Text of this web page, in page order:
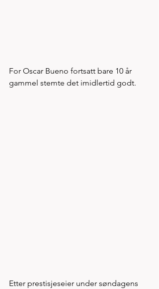
For Oscar Bueno fortsatt bare 10 år
gammel stemte det imidlertid godt.
Etter prestisjeseier under søndagens